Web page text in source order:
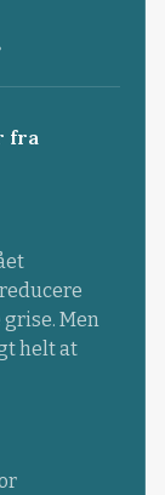
fra
grise. Men
helt at